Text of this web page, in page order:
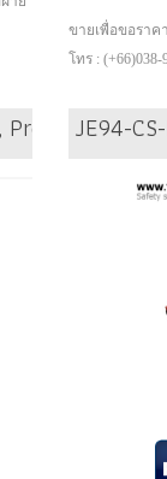
ขายเพื่อขอราค
โทร : (+66)038-
II ,
JE94-